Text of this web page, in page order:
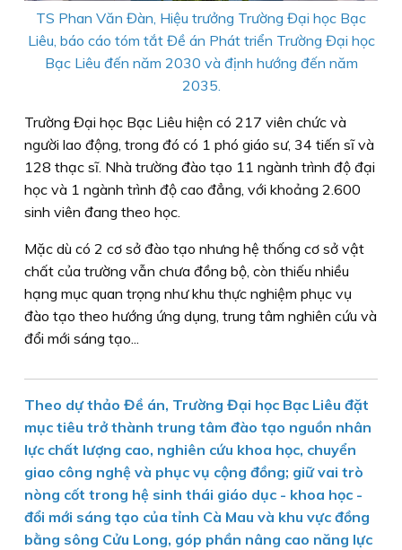
TS Phan Văn Đàn, Hiệu trưởng Trường Đại học Bạc
Liêu, báo cáo tóm tắt Đề án Phát triển Trường Đại học
Bạc Liêu đến năm 2030 và định hướng đến năm
2035.
Trường Đại học Bạc Liêu hiện có 217 viên chức và
người lao động, trong đó có 1 phó giáo sư, 34 tiến sĩ và
128 thạc sĩ. Nhà trường đào tạo 11 ngành trình độ đại
học và 1 ngành trình độ cao đẳng, với khoảng 2.600
sinh viên đang theo học.
Mặc dù có 2 cơ sở đào tạo nhưng hệ thống cơ sở vật
chất của trường vẫn chưa đồng bộ, còn thiếu nhiều
hạng mục quan trọng như khu thực nghiệm phục vụ
đào tạo theo hướng ứng dụng, trung tâm nghiên cứu và
đổi mới sáng tạo...
Theo dự thảo Đề án, Trường Đại học Bạc Liêu đặt
mục tiêu trở thành trung tâm đào tạo nguồn nhân
lực chất lượng cao, nghiên cứu khoa học, chuyển
giao công nghệ và phục vụ cộng đồng; giữ vai trò
nòng cốt trong hệ sinh thái giáo dục - khoa học -
đổi mới sáng tạo của tỉnh Cà Mau và khu vực đồng
bằng sông Cửu Long, góp phần nâng cao năng lực